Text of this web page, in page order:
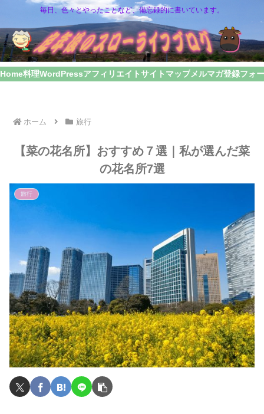
毎日、色々とやったことなど、備忘録的に書いています。
Home料理WordPressアフィリエイトサイトマップメルマガ登録フォ
ホーム 旅行
【菜の花名所】おすすめ７選｜私が選んだ菜
の花名所7選
旅行